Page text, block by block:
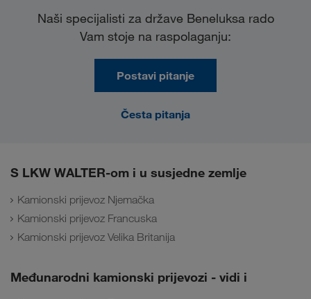
Naši specijalisti za države Beneluksa rado
Vam stoje na raspolaganju:
Postavi pitanje
Česta pitanja
S LKW WALTER-om i u susjedne zemlje
Kamionski prijevoz Njemačka
Kamionski prijevoz Francuska
Kamionski prijevoz Velika Britanija
Međunarodni kamionski prijevozi - vidi i